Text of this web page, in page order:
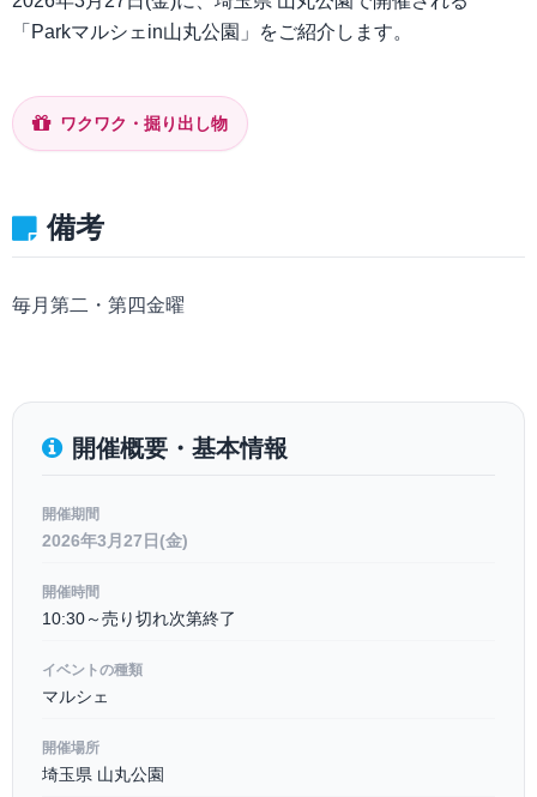
「Parkマルシェin山丸公園」をご紹介します。
ワクワク・掘り出し物
備考
毎月第二・第四金曜
開催概要・基本情報
開催期間
2026年3月27日(金)
開催時間
10:30～売り切れ次第終了
イベントの種類
マルシェ
開催場所
埼玉県 山丸公園